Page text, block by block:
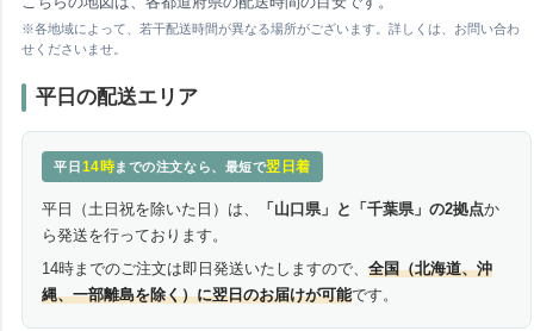
※各地域によって、若干配送時間が異なる場所がございます。詳しくは、お問い合わ
せくださいませ。
平日の配送エリア
平日 14時までの注文なら、最短で翌日着
平日（土日祝を除いた日）は、 「山口県」と「千葉県」の2拠点か
ら発送を行っております。
14時までのご注文は即日発送いたしますので、全国（北海道、沖
縄、一部離島を除く）に翌日のお届けが可能です。